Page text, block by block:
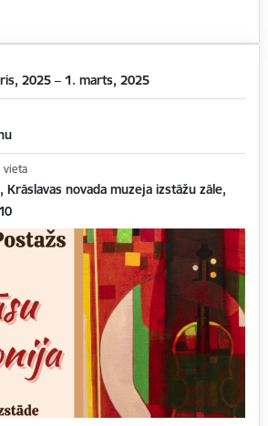
2025 – 1. marts, 2025
vieta
Krāslavas novada muzeja izstāžu zāle,